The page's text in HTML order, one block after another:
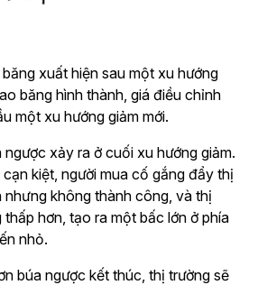
xuất hiện sau một xu hướng
băng hình thành, giá điều chỉnh
một xu hướng giảm mới.
xảy ra ở cuối xu hướng giảm.
kiệt, người mua cố gắng đẩy thị
nhưng không thành công, và thị
hơn, tạo ra một bấc lớn ở phía
nhỏ.
búa ngược kết thúc, thị trường sẽ